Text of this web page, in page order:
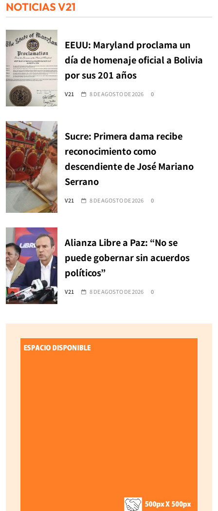
NOTICIAS V21
EEUU: Maryland proclama un
día de homenaje oficial a Bolivia
por sus 201 años
V21 8 DE AGOSTO DE 2026 0
Sucre: Primera dama recibe
reconocimiento como
descendiente de José Mariano
Serrano
V21 8 DE AGOSTO DE 2026 0
Alianza Libre a Paz: “No se
puede gobernar sin acuerdos
políticos”
V21 8 DE AGOSTO DE 2026 0